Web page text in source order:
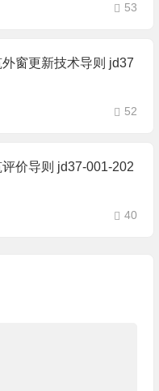
53
窗更新技术导则 jd37
52
价导则 jd37-001-202
40